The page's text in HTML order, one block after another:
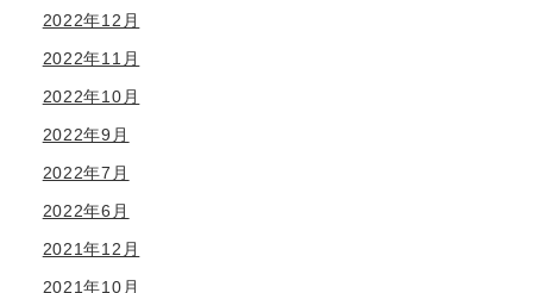
2022年12月
2022年11月
2022年10月
2022年9月
2022年7月
2022年6月
2021年12月
2021年10月